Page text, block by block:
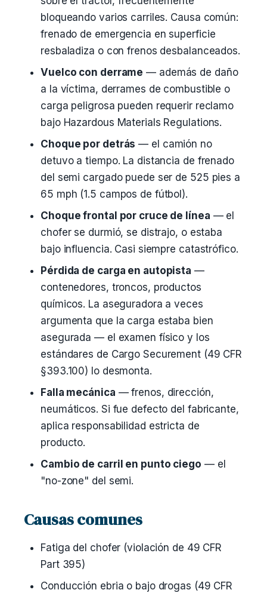
bloqueando varios carriles. Causa común:
frenado de emergencia en superficie
resbaladiza o con frenos desbalanceados.
Vuelco con derrame — además de daño
a la víctima, derrames de combustible o
carga peligrosa pueden requerir reclamo
bajo Hazardous Materials Regulations.
Choque por detrás — el camión no
detuvo a tiempo. La distancia de frenado
del semi cargado puede ser de 525 pies a
65 mph (1.5 campos de fútbol).
Choque frontal por cruce de línea — el
chofer se durmió, se distrajo, o estaba
bajo influencia. Casi siempre catastrófico.
Pérdida de carga en autopista —
contenedores, troncos, productos
químicos. La aseguradora a veces
argumenta que la carga estaba bien
asegurada — el examen físico y los
estándares de Cargo Securement (49 CFR
§393.100) lo desmonta.
Falla mecánica — frenos, dirección,
neumáticos. Si fue defecto del fabricante,
aplica responsabilidad estricta de
producto.
Cambio de carril en punto ciego — el
"no-zone" del semi.
Causas comunes
Fatiga del chofer (violación de 49 CFR
Part 395)
Conducción ebria o bajo drogas (49 CFR